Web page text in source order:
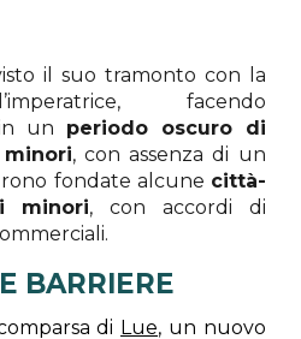
il suo tramonto con la
facendo
un periodo oscuro di
, con assenza di un
fondate alcune città-
minori, con accordi di
BARRIERE
di Lue, un nuovo